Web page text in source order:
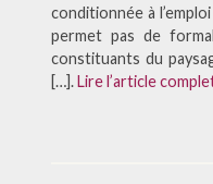
conditionnée à
permet pas de
constituants du
[…].Lire l’article